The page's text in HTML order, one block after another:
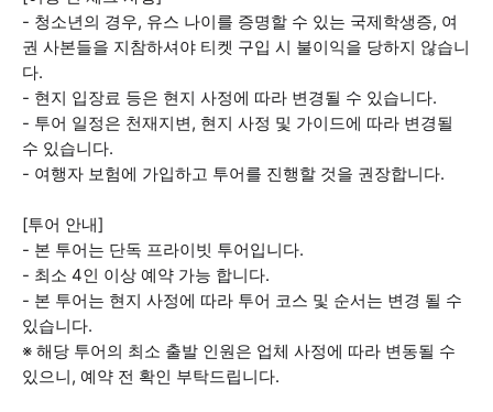
- 청소년의 경우, 유스 나이를 증명할 수 있는 국제학생증, 여
권 사본들을 지참하셔야 티켓 구입 시 불이익을 당하지 않습니
다.
- 현지 입장료 등은 현지 사정에 따라 변경될 수 있습니다.
- 투어 일정은 천재지변, 현지 사정 및 가이드에 따라 변경될
수 있습니다.
- 여행자 보험에 가입하고 투어를 진행할 것을 권장합니다.
[투어 안내]
- 본 투어는 단독 프라이빗 투어입니다.
- 최소 4인 이상 예약 가능 합니다.
- 본 투어는 현지 사정에 따라 투어 코스 및 순서는 변경 될 수
있습니다.
※ 해당 투어의 최소 출발 인원은 업체 사정에 따라 변동될 수
있으니, 예약 전 확인 부탁드립니다.